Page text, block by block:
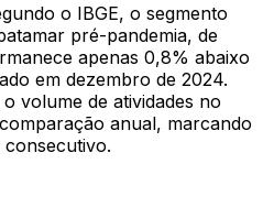
o IBGE, o segmento
pré-pandemia, de
apenas 0,8% abaixo
em dezembro de 2024.
volume de atividades no
anual, marcando
consecutivo.